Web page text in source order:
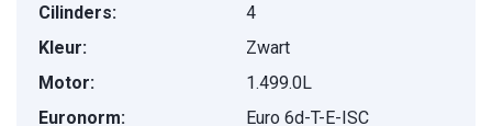
Cilinders:
4
Kleur:
Zwart
Motor:
1.499.0L
Euronorm:
Euro 6d-T-E-ISC